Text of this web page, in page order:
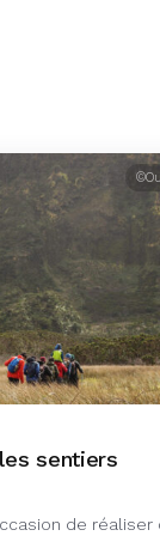
sentiers
de réaliser